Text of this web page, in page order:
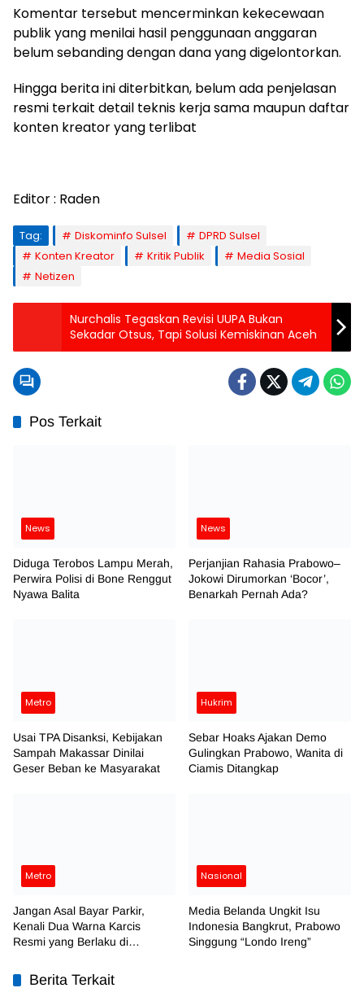
Komentar tersebut mencerminkan kekecewaan
publik yang menilai hasil penggunaan anggaran
belum sebanding dengan dana yang digelontorkan.
Hingga berita ini diterbitkan, belum ada penjelasan
resmi terkait detail teknis kerja sama maupun daftar
konten kreator yang terlibat
Editor : Raden
Tag: Diskominfo Sulsel
DPRD Sulsel
Konten Kreator
Kritik Publik
Media Sosial
Netizen
Nurchalis Tegaskan Revisi UUPA Bukan
Sekadar Otsus, Tapi Solusi Kemiskinan Aceh
Pos Terkait
News
Diduga Terobos Lampu Merah,
Perwira Polisi di Bone Renggut
Nyawa Balita
News
Perjanjian Rahasia Prabowo–
Jokowi Dirumorkan ‘Bocor’,
Benarkah Pernah Ada?
Metro
Usai TPA Disanksi, Kebijakan
Sampah Makassar Dinilai
Geser Beban ke Masyarakat
Hukrim
Sebar Hoaks Ajakan Demo
Gulingkan Prabowo, Wanita di
Ciamis Ditangkap
Metro
Jangan Asal Bayar Parkir,
Kenali Dua Warna Karcis
Resmi yang Berlaku di
Nasional
Media Belanda Ungkit Isu
Indonesia Bangkrut, Prabowo
Singgung “Londo Ireng”
Berita Terkait